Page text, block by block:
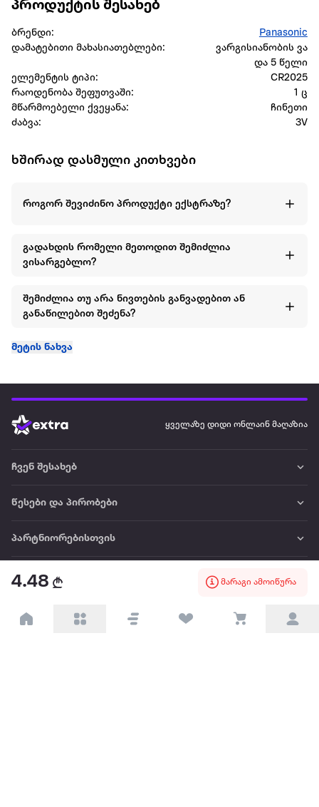
4.48 მარაგი ამოიწურა
პროდუქტის შესახებ
ბრენდი:
Panasonic
დამატებითი მახასიათებლები:
ვარგისიანობის ვა
და 5 წელი
ელემენტის ტიპი:
CR2025
რაოდენობა შეფუთვაში:
1 ც
მწარმოებელი ქვეყანა:
ჩინეთი
ძაბვა:
3V
ხშირად დასმული კითხვები
როგორ შევიძინო პროდუქტი ექსტრაზე?
გადახდის რომელი მეთოდით შემიძლია
ვისარგებლო?
შემიძლია თუ არა ნივთების განვადებით ან
განაწილებით შეძენა?
მეტის ნახვა
ყველაზე დიდი ონლაინ მაღაზია
ჩვენ შესახებ
წესები და პირობები
პარტნიორებისთვის
ტრენდული
პოპულარული